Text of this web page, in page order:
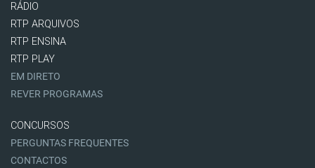
RÁDIO
RTP ARQUIVOS
RTP ENSINA
RTP PLAY
EM DIRETO
REVER PROGRAMAS
CONCURSOS
PERGUNTAS FREQUENTES
CONTACTOS